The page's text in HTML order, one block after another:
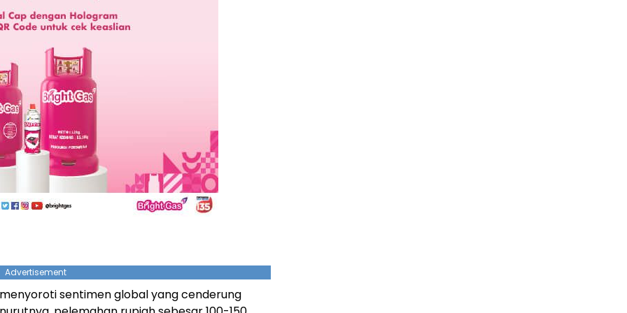
Advertisement
sentimen global yang cenderung